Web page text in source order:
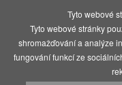
Tyto webové
Tyto webové stránky
shromažďování a analýze
fungování funkcí ze